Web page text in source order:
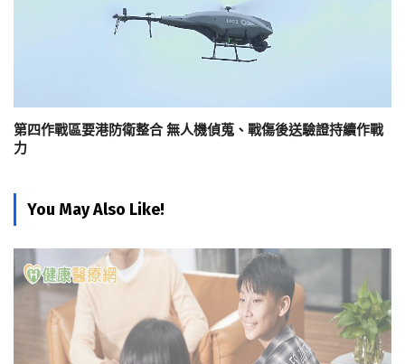
第四作戰區要港防衛整合 無人機偵蒐、戰傷後送驗證持續作戰
力
You May Also Like!